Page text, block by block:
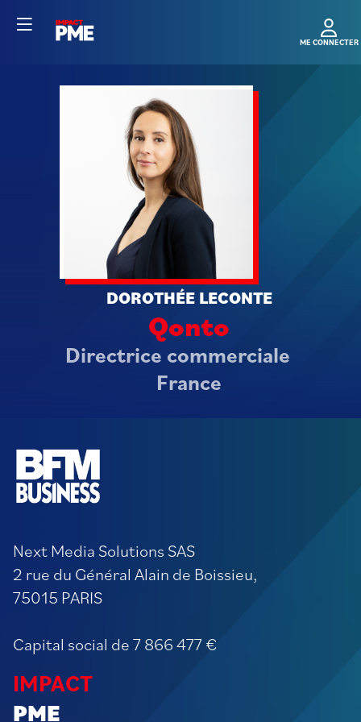
DL
DOROTHÉE LECONTE
Qonto
Directrice commerciale
France
Next Media Solutions SAS
2 rue du Général Alain de Boissieu,
75015 PARIS
Capital social de 7 866 477 €
IMPACT
PME